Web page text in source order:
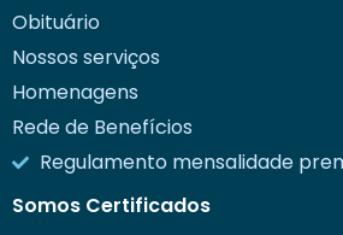
Obituário
Nossos serviços
Homenagens
Rede de Benefícios
Regulamento mensalidade
Somos Certificados